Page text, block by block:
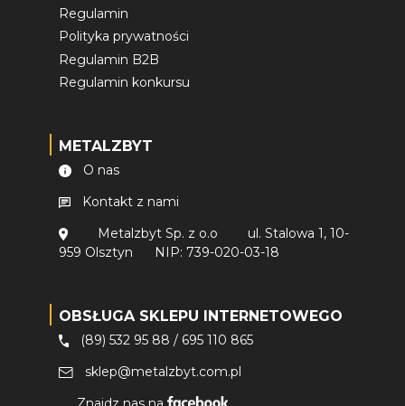
Regulamin
Polityka prywatności
Regulamin B2B
Regulamin konkursu
METALZBYT
O nas
Kontakt z nami
Metalzbyt Sp. z o.o
ul. Stalowa 1, 10-
959 Olsztyn
NIP: 739-020-03-18
OBSŁUGA SKLEPU INTERNETOWEGO
(89) 532 95 88 / 695 110 865
sklep@metalzbyt.com.pl